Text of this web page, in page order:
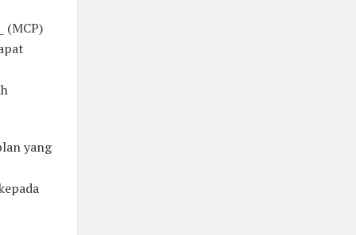
(MCP)
yang